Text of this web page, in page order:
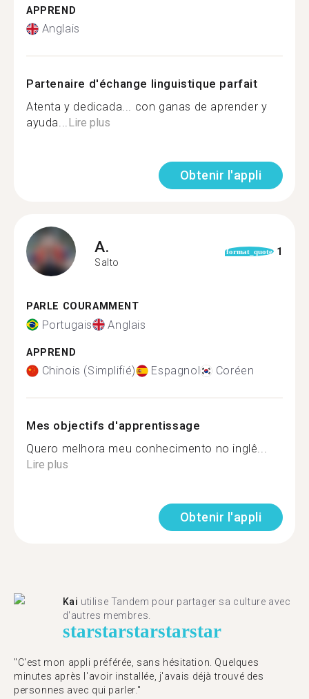
APPREND
Anglais
Partenaire d'échange linguistique parfait
Atenta y dedicada... con ganas de aprender y
ayuda...Lire plus
Obtenir l'appli
A.
Salto
format_quote 1
PARLE COURAMMENT
Portugais Anglais
APPREND
Chinois (Simplifié) Espagnol Coréen
Mes objectifs d'apprentissage
Quero melhora meu conhecimento no inglê...
Lire plus
Obtenir l'appli
Kai utilise Tandem pour partager sa culture avec
d'autres membres.
starstarstarstarstar
"C'est mon appli préférée, sans hésitation. Quelques
minutes après l'avoir installée, j'avais déjà trouvé des
personnes avec qui parler."